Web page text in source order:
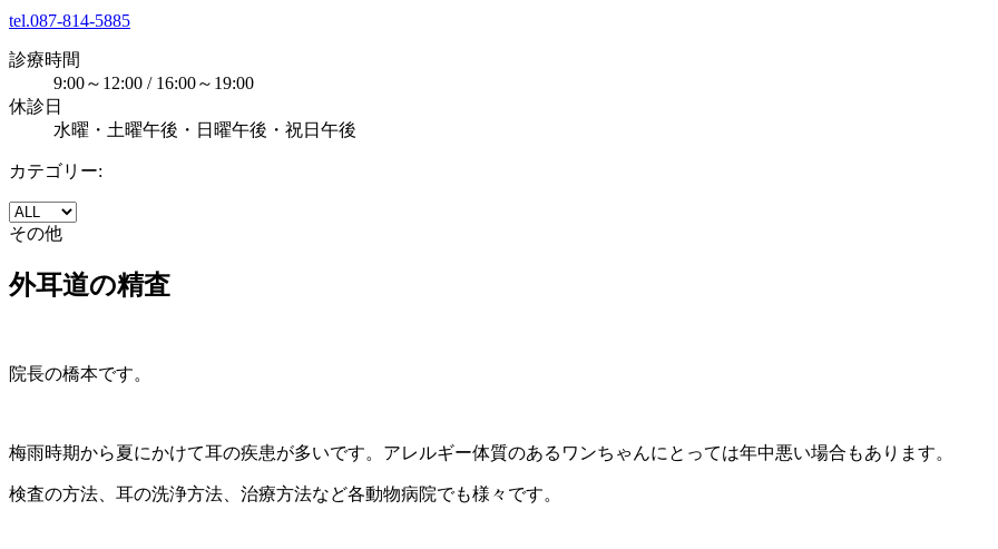
tel.087-814-5885
診療時間
9:00～12:00 / 16:00～19:00
休診日
水曜・土曜午後・日曜午後・祝日午後
カテゴリー:
その他
外耳道の精査
院長の橋本です。
梅雨時期から夏にかけて耳の疾患が多いです。アレルギー体質のあるワンちゃんにとっては年中悪い場合もあります。
検査の方法、耳の洗浄方法、治療方法など各動物病院でも様々です。